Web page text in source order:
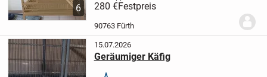
6
Top-ZustandIch biete eine sehr stabile
und hochwertige Papageienvoliere zum
Verkauf an.Die Voliere wurde von mir
280 €Festpreis
90763 Fürth
15.07.2026
Geräumiger Käfig